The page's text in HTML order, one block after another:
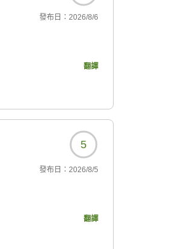
發布日： 2026/8/6
翻譯
5
發布日： 2026/8/5
翻譯